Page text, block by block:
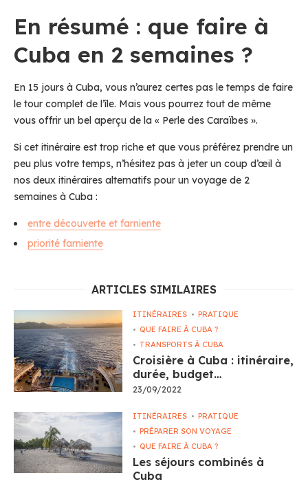
En résumé : que faire à
Cuba en 2 semaines ?
En 15 jours à Cuba, vous n’aurez certes pas le temps de faire
le tour complet de l’île. Mais vous pourrez tout de même
vous offrir un bel aperçu de la « Perle des Caraïbes ».
Si cet itinéraire est trop riche et que vous préférez prendre un
peu plus votre temps, n’hésitez pas à jeter un coup d’œil à
nos deux itinéraires alternatifs pour un voyage de 2
semaines à Cuba :
entre découverte et farniente
priorité farniente
ARTICLES SIMILAIRES
ITINÉRAIRES
PRATIQUE
QUE FAIRE À CUBA ?
TRANSPORTS À CUBA
Croisière à Cuba : itinéraire,
durée, budget…
23/09/2022
ITINÉRAIRES
PRATIQUE
PRÉPARER SON VOYAGE
QUE FAIRE À CUBA ?
Les séjours combinés à
Cuba